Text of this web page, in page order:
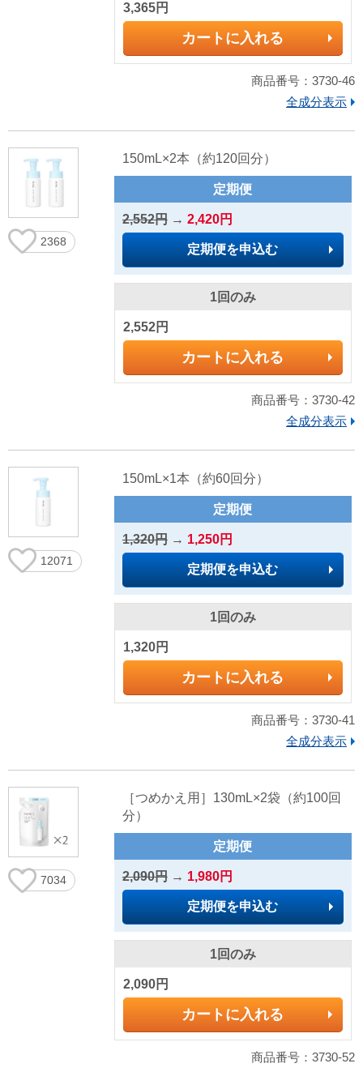
3,365円
カートに入れる
商品番号：3730-46
全成分表示
2368
150mL×2本（約120回分）
定期便
2,552円→ 2,420円
定期便を申込む
1回のみ
2,552円
カートに入れる
商品番号：3730-42
全成分表示
12071
150mL×1本（約60回分）
定期便
1,320円→ 1,250円
定期便を申込む
1回のみ
1,320円
カートに入れる
商品番号：3730-41
全成分表示
7034
［つめかえ用］130mL×2袋（約100回
分）
定期便
2,090円→ 1,980円
定期便を申込む
1回のみ
2,090円
カートに入れる
商品番号：3730-52